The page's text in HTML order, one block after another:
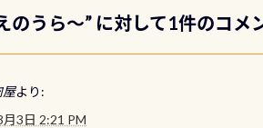
のうら～” に対して1件のコメ
屋より:
3日 2:21 PM